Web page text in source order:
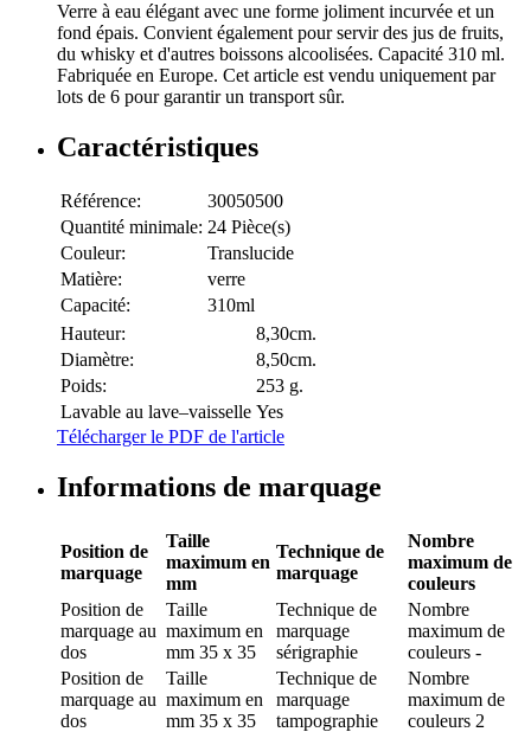
Verre à eau élégant avec une forme joliment incurvée et un
fond épais. Convient également pour servir des jus de fruits,
du whisky et d'autres boissons alcoolisées. Capacité 310 ml.
Fabriquée en Europe. Cet article est vendu uniquement par
lots de 6 pour garantir un transport sûr.
Caractéristiques
Référence:
30050500
Quantité minimale: 24 Pièce(s)
Couleur:
Translucide
Matière:
verre
Capacité:
310ml
Hauteur:
8,30cm.
Diamètre:
8,50cm.
Poids:
253 g.
Lavable au lave–vaisselle Yes
Télécharger le PDF de l'article
Informations de marquage
Position de
marquage
Taille
maximum en
mm
Technique de
marquage
Nombre
maximum de
couleurs
Position de
marquage au
dos
Taille
maximum en
mm 35 x 35
Technique de
marquage
sérigraphie
Nombre
maximum de
couleurs -
Position de
marquage au
dos
Taille
maximum en
mm 35 x 35
Technique de
marquage
tampographie
Nombre
maximum de
couleurs 2